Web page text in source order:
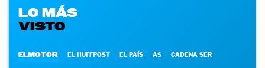
LO MÁS
VISTO
ELMOTOR EL HUFFPOST EL PAÍS AS CADENA SER